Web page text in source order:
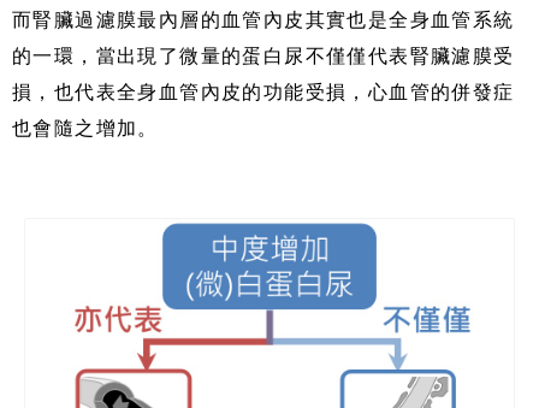
而腎臟過濾膜最內層的血管內皮其實也是全身血管系統
的一環，當出現了微量的蛋白尿不僅僅代表腎臟濾膜受
損，也代表全身血管內皮的功能受損，心血管的併發症
也會隨之增加。